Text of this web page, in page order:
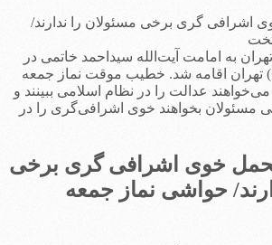
گری برخی مسئولان را ندارند/
به امامت آیت‌الله سیداحمد خاتمی در
تهران اقامه شد. خطیب موقت نماز جمعه
عدالت را در نظام اسلامی ببینند و
مسئولان بخواهند خوی اشرافی‌گری را در
خوی اشرافی گری برخی
حواشی نماز جمعه